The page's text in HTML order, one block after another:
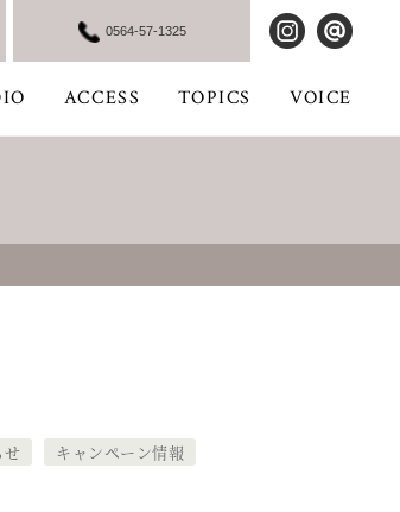
ACCESS TOPICS VOICE
0564-57-1325
せ キャンペーン情報